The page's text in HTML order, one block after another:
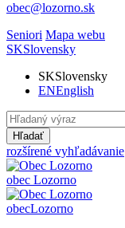
obec@lozorno.sk
Seniori Mapa webu
SKSlovensky
SKSlovensky
ENEnglish
Hľadať
rozšírené vyhľadávanie
obec Lozorno
obecLozorno